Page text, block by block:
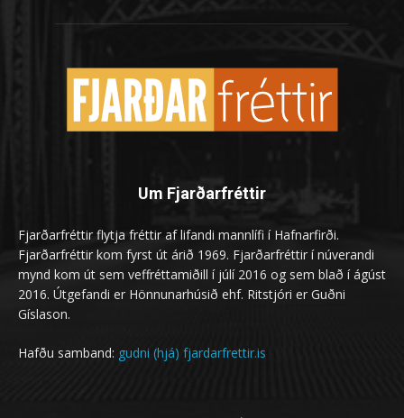
Um Fjarðarfréttir
Fjarðarfréttir flytja fréttir af lifandi mannlífi í Hafnarfirði.
Fjarðarfréttir kom fyrst út árið 1969. Fjarðarfréttir í núverandi
mynd kom út sem veffréttamiðill í júlí 2016 og sem blað í ágúst
2016. Útgefandi er Hönnunarhúsið ehf. Ritstjóri er Guðni
Gíslason.
Hafðu samband: gudni (hjá) fjardarfrettir.is